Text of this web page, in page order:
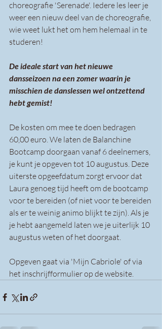
choreografie 'Serenade'. Iedere les leer je
weer een nieuw deel van de choreografie,
wie weet lukt het om hem helemaal in te
studeren!
De ideale start van het nieuwe
dansseizoen na een zomer waarin je
misschien de danslessen wel ontzettend
hebt gemist!
De kosten om mee te doen bedragen
60,00 euro. We laten de Balanchine
Bootcamp doorgaan vanaf 6 deelnemers,
je kunt je opgeven tot 10 augustus. Deze
uiterste opgeefdatum zorgt ervoor dat
Laura genoeg tijd heeft om de bootcamp
voor te bereiden (of niet voor te bereiden
als er te weinig animo blijkt te zijn). Als je
je hebt aangemeld laten we je uiterlijk 10
augustus weten of het doorgaat.
Opgeven gaat via 'Mijn Cabriole' of via
het inschrijfformulier op de website.